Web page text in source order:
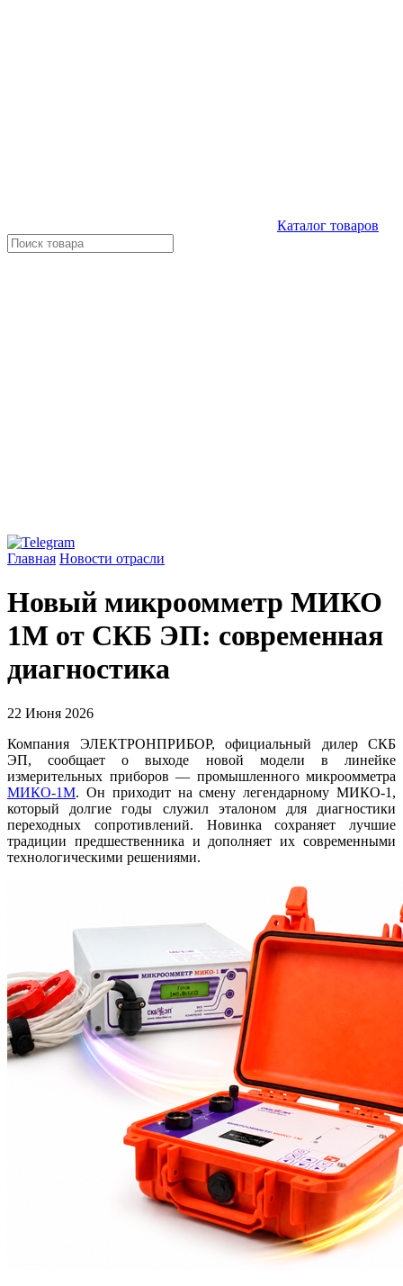
Каталог товаров
Главная Новости отрасли
Новый микроомметр МИКО
1М от СКБ ЭП: современная
диагностика
22 Июня 2026
Компания ЭЛЕКТРОНПРИБОР, официальный дилер СКБ
ЭП, сообщает о выходе новой модели в линейке
измерительных приборов — промышленного микроомметра
МИКО‑1М. Он приходит на смену легендарному МИКО‑1,
который долгие годы служил эталоном для диагностики
переходных сопротивлений. Новинка сохраняет лучшие
традиции предшественника и дополняет их современными
технологическими решениями.